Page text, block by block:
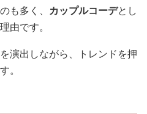
も多く、 カップルコーデとし
由です。
演出しながら、トレンドを押
。